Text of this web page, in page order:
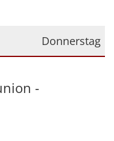
Donnerstag
-